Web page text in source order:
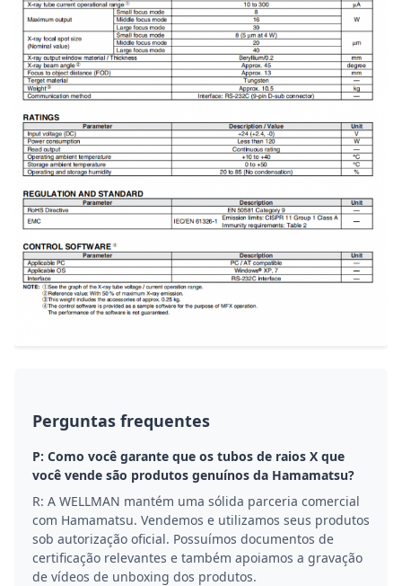
Perguntas frequentes
P: Como você garante que os tubos de raios X que
você vende são produtos genuínos da Hamamatsu?
R: A WELLMAN mantém uma sólida parceria comercial
com Hamamatsu. Vendemos e utilizamos seus produtos
sob autorização oficial. Possuímos documentos de
certificação relevantes e também apoiamos a gravação
de vídeos de unboxing dos produtos.